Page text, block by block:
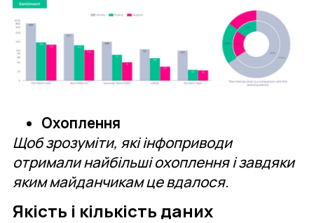
Охоплення
Щоб зрозуміти, які інфоприводи
отримали найбільші охоплення і завдяки
яким майданчикам це вдалося.
Якість і кількість даних